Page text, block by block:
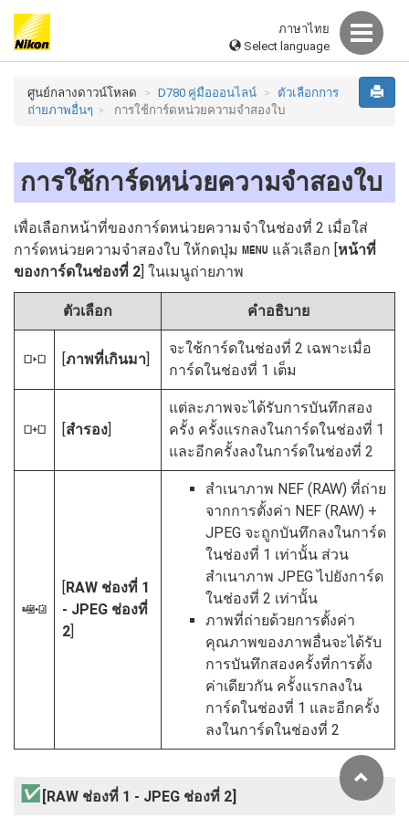
ภาษาไทย
Select language
ศูนย์กลางดาวน์โหลด D780 คู่มือออนไลน์
ตัวเลือกการ
ถ่ายภาพอื่นๆ
การใช้การ์ดหน่วยความจำสองใบ
การใช้การ์ดหน่วยความจำสองใบ
เพื่อเลือกหน้าที่ของการ์ดหน่วยความจำในช่องที่ 2 เมื่อใส่
การ์ดหน่วยความจำสองใบ ให้กดปุ่ม G แล้วเลือก [หน้าที่
ของการ์ดในช่องที่ 2] ในเมนูถ่ายภาพ
ตัวเลือก คำอธิบาย
P [ภาพที่เกินมา]
จะใช้การ์ดในช่องที่ 2 เฉพาะเมื่อ
การ์ดในช่องที่ 1 เต็ม
Q [สำรอง]
แต่ละภาพจะได้รับการบันทึกสอง
ครั้ง ครั้งแรกลงในการ์ดในช่องที่ 1
และอีกครั้งลงในการ์ดในช่องที่ 2
R
[RAW ช่องที่ 1
- JPEG ช่องที่
2]
สำเนาภาพ NEF (RAW) ที่ถ่าย
จากการตั้งค่า NEF (RAW) +
JPEG จะถูกบันทึกลงในการ์ด
ในช่องที่ 1 เท่านั้น ส่วน
สำเนาภาพ JPEG ไปยังการ์ด
ในช่องที่ 2 เท่านั้น
ภาพที่ถ่ายด้วยการตั้งค่า
คุณภาพของภาพอื่นจะได้รับ
การบันทึกสองครั้งที่การตั้ง
ค่าเดียวกัน ครั้งแรกลงใน
การ์ดในช่องที่ 1 และอีกครั้ง
ลงในการ์ดในช่องที่ 2
[RAW ช่องที่ 1 - JPEG ช่องที่ 2]